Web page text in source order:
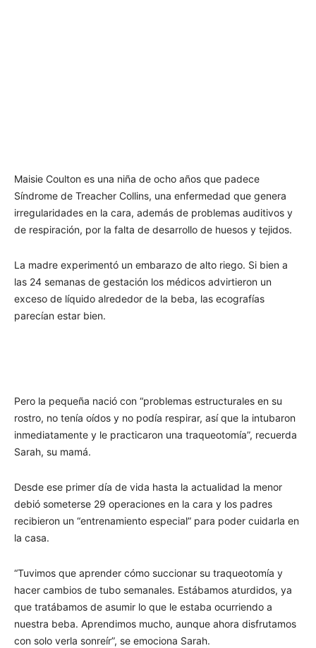
Maisie Coulton es una niña de ocho años que padece
Síndrome de Treacher Collins, una enfermedad que genera
irregularidades en la cara, además de problemas auditivos y
de respiración, por la falta de desarrollo de huesos y tejidos.
La madre experimentó un embarazo de alto riego. Si bien a
las 24 semanas de gestación los médicos advirtieron un
exceso de líquido alrededor de la beba, las ecografías
parecían estar bien.
Pero la pequeña nació con “problemas estructurales en su
rostro, no tenía oídos y no podía respirar, así que la intubaron
inmediatamente y le practicaron una traqueotomía”, recuerda
Sarah, su mamá.
Desde ese primer día de vida hasta la actualidad la menor
debió someterse 29 operaciones en la cara y los padres
recibieron un “entrenamiento especial” para poder cuidarla en
la casa.
“Tuvimos que aprender cómo succionar su traqueotomía y
hacer cambios de tubo semanales. Estábamos aturdidos, ya
que tratábamos de asumir lo que le estaba ocurriendo a
nuestra beba. Aprendimos mucho, aunque ahora disfrutamos
con solo verla sonreír”, se emociona Sarah.